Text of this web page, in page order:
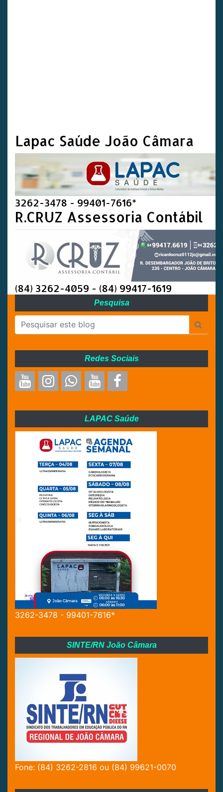
Lapac Saúde João Câmara
3262-3478 - 99401-7616*
R.CRUZ Assessoria Contábil
(84) 3262-4059 - (84) 99417-1619
Pesquisa
Redes Sociais
LAPAC Saúde
3262-3478 - 99401-7616*
SINTE/RN João Câmara
Fone: (84) 3262-2816 ou (84) 99621-0070